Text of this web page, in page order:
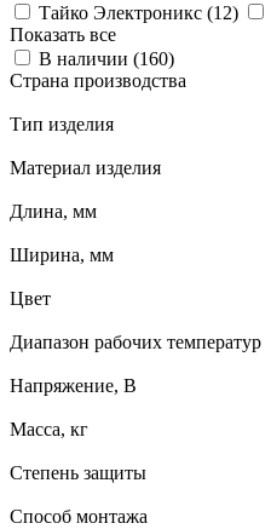
Тайко Электроникс (12)
Показать все
В наличии (160)
Страна производства
Тип изделия
Материал изделия
Длина, мм
Ширина, мм
Цвет
Диапазон рабочих температур
Напряжение, В
Масса, кг
Степень защиты
Способ монтажа